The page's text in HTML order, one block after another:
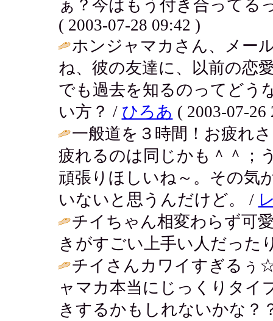
ぁ？今はもう付き合ってる
( 2003-07-28 09:42 )
ホンジャマカさん、メー
ね、彼の友達に、以前の恋
でも過去を知るのってどう
い方？ / ひろあ ( 2003-07-26
一般道を３時間！お疲れ
疲れるのは同じかも＾＾；
頑張りほしいね～。その気
いないと思うんだけど。 /
チイちゃん相変わらず可
きがすごい上手い人だった
チイさんカワイすぎる
ャマカ本当にじっくりタイ
きするかもしれないかな